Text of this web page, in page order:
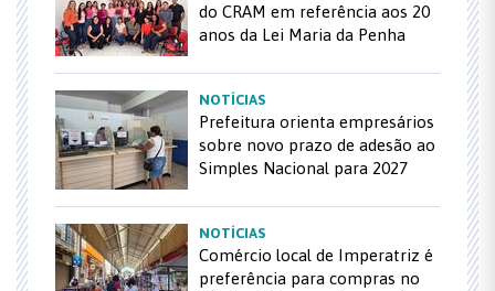
do CRAM em referência aos 20
anos da Lei Maria da Penha
NOTÍCIAS
Prefeitura orienta empresários
sobre novo prazo de adesão ao
Simples Nacional para 2027
NOTÍCIAS
Comércio local de Imperatriz é
preferência para compras no